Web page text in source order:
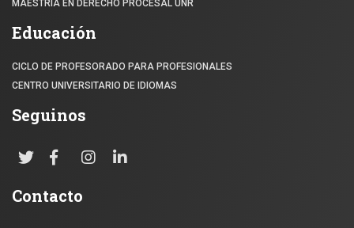
MAESTRÍA EN DERECHO PROCESAL UNR
Educación
CICLO DE PROFESORADO PARA PROFESIONALES
CENTRO UNIVERSITARIO DE IDIOMAS
Seguinos
Contacto